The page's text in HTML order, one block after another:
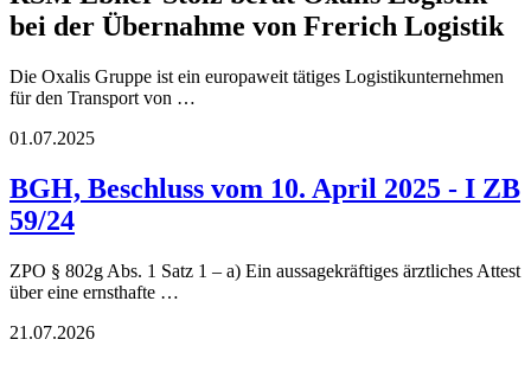
bei der Übernahme von Frerich Logistik
Die Oxalis Gruppe ist ein europaweit tätiges Logistikunternehmen
für den Transport von …
01.07.2025
BGH, Beschluss vom 10. April 2025 - I ZB
59/24
ZPO § 802g Abs. 1 Satz 1 – a) Ein aussagekräftiges ärztliches Attest
über eine ernsthafte …
21.07.2026